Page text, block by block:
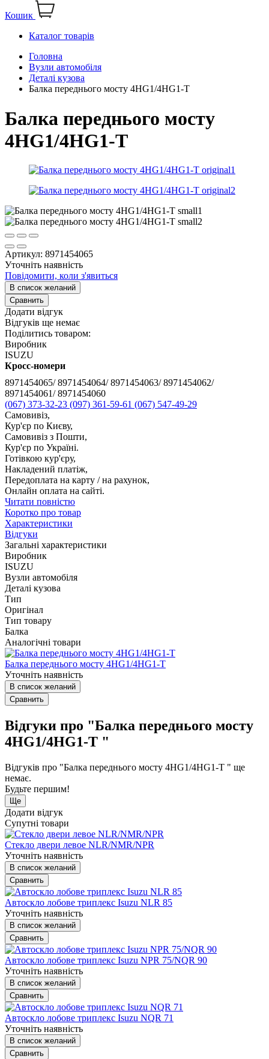
Кошик
Каталог товарів
Головна
Вузли автомобіля
Деталі кузова
Балка переднього мосту 4HG1/4HG1-T
Балка переднього мосту
4HG1/4HG1-T
Артикул: 8971454065
Уточніть наявність
Повідомити, коли з'явиться
В список желаний
Сравнить
Додати відгук
Відгуків ще немає
Поділитись товаром:
Виробник
ISUZU
Кросс-номери
8971454065/ 8971454064/ 8971454063/ 8971454062/
8971454061/ 8971454060
(067) 373-32-23 (097) 361-59-61 (067) 547-49-29
Самовивіз,
Кур'єр по Києву,
Самовивіз з Пошти,
Кур'єр по Україні.
Готівкою кур'єру,
Накладений платіж,
Передоплата на карту / на рахунок,
Онлайн оплата на сайті.
Читати повністю
Коротко про товар
Характеристики
Відгуки
Загальні характеристики
Виробник
ISUZU
Вузли автомобіля
Деталі кузова
Тип
Оригінал
Тип товару
Балка
Аналогічні товари
Балка переднього мосту 4HG1/4HG1-T
Уточніть наявність
В список желаний
Сравнить
Відгуки про "Балка переднього мосту
4HG1/4HG1-T "
Відгуків про "Балка переднього мосту 4HG1/4HG1-T " ще
немає.
Будьте першим!
Ще
Додати відгук
Супутні товари
Стекло двери левое NLR/NMR/NPR
Уточніть наявність
В список желаний
Сравнить
Автоскло лобове триплекс Isuzu NLR 85
Уточніть наявність
В список желаний
Сравнить
Автоскло лобове триплекс Isuzu NPR 75/NQR 90
Уточніть наявність
В список желаний
Сравнить
Автоскло лобове триплекс Isuzu NQR 71
Уточніть наявність
В список желаний
Сравнить